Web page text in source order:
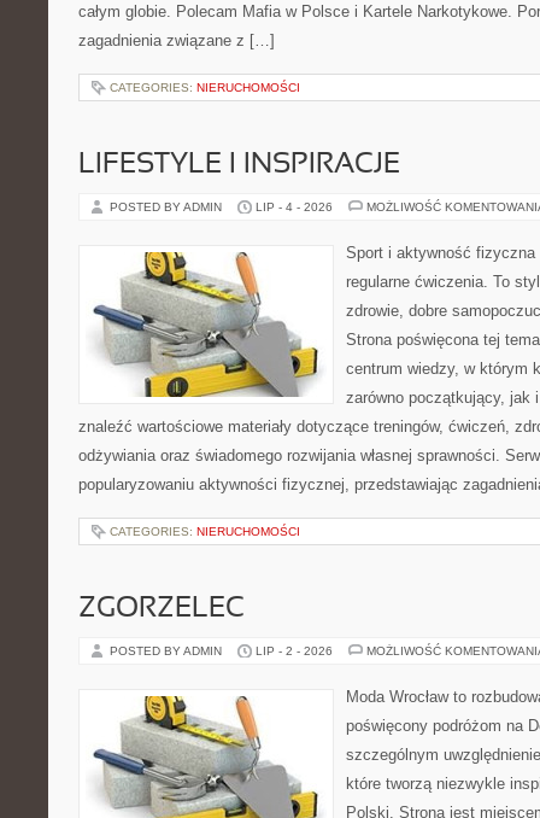
całym globie. Polecam Mafia w Polsce i Kartele Narkotykowe.
zagadnienia związane z […]
CATEGORIES: NIERUCHOMOŚCI
LIFESTYLE I INSPIRACJE
POSTED BY ADMIN LIP - 4 - 2026 MOŻLIWOŚĆ
Sport i aktywność
regularne ćwiczenia. To
zdrowie, dobre
Strona poświęcona tej
centrum wiedzy, w którym
zarówno początkujący, jak
znaleźć wartościowe materiały dotyczące treningów, ćwiczeń,
odżywiania oraz świadomego rozwijania własnej sprawności.
popularyzowaniu aktywności fizycznej, przedstawiając
CATEGORIES: NIERUCHOMOŚCI
ZGORZELEC
POSTED BY ADMIN LIP - 2 - 2026 MOŻLIWOŚĆ
Moda Wrocław to
poświęcony podróżom na
szczególnym
które tworzą niezwykle
Polski. Strona jest